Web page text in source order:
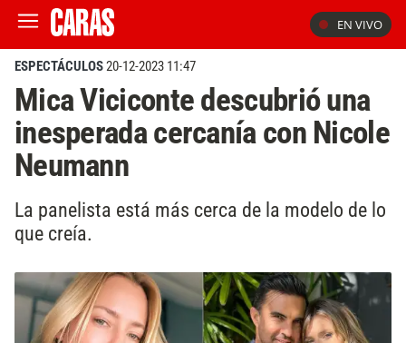
EN VIVO
ESPECTÁCULOS20-12-2023 11:47
Mica Viciconte descubrió una
inesperada cercanía con Nicole
Neumann
La panelista está más cerca de la modelo de lo
que creía.